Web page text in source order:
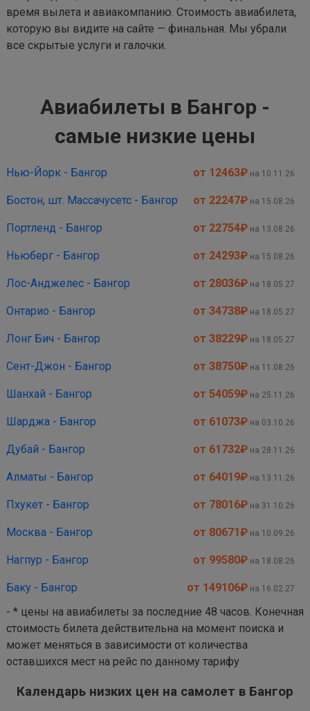
время вылета и авиакомпанию. Стоимость авиабилета,
которую вы видите на сайте — финальная. Мы убрали
все скрытые услуги и галочки.
Авиабилеты в Бангор -
самые низкие цены
Нью-Йорк - Бангор от 12463₽ на 10.11.26
Бостон, шт. Массачусетс - Бангор от 22247₽ на 15.08.26
Портленд - Бангор от 22754₽ на 13.08.26
Ньюберг - Бангор от 24293₽ на 15.08.26
Лос-Анджелес - Бангор от 28036₽ на 18.05.27
Онтарио - Бангор от 34738₽ на 18.05.27
Лонг Бич - Бангор от 38229₽ на 18.05.27
Сент-Джон - Бангор от 38750₽ на 11.08.26
Шанхай - Бангор от 54059₽ на 25.11.26
Шарджа - Бангор от 61073₽ на 03.10.26
Дубай - Бангор от 61732₽ на 28.11.26
Алматы - Бангор от 64019₽ на 13.11.26
Пхукет - Бангор от 78016₽ на 31.10.26
Москва - Бангор от 80671₽ на 10.09.26
Нагпур - Бангор от 99580₽ на 18.08.26
Баку - Бангор от 149106₽ на 16.02.27
- * цены на авиабилеты за последние 48 часов. Конечная
стоимость билета действительна на момент поиска и
может меняться в зависимости от количества
оставшихся мест на рейс по данному тарифу
Календарь низких цен на самолет в Бангор